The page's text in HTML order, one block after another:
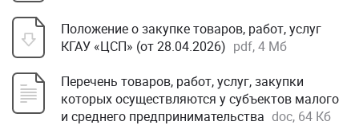
Положение о закупке товаров, работ, услуг
КГАУ «ЦСП» (от 28.04.2026) pdf, 4 Мб
Перечень товаров, работ, услуг, закупки
которых осуществляются у субъектов малого
и среднего предпринимательства doc, 64 Кб